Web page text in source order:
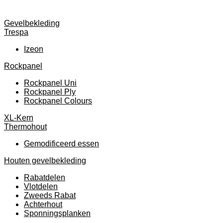
Gevelbekleding
Trespa
Izeon
Rockpanel
Rockpanel Uni
Rockpanel Ply
Rockpanel Colours
XL-Kern
Thermohout
Gemodificeerd essen
Houten gevelbekleding
Rabatdelen
Vlotdelen
Zweeds Rabat
Achterhout
Sponningsplanken